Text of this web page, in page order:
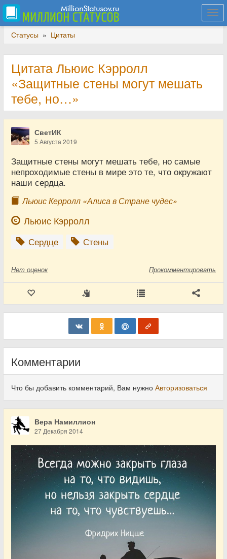
Статусы » Цитаты
Цитата Льюис Кэрролл
«Защитные стены могут мешать
тебе, но…»
СветИК
5 Августа 2019
Защитные стены могут мешать тебе, но самые
непроходимые стены в мире это те, что окружают
наши сердца.
Льюис Керролл «Алиса в Стране чудес»
Льюис Кэрролл
Сердце Стены
Нет оценок Прокомментировать
Комментарии
Что бы добавить комментарий, Вам нужно Авторизоваться
Вера Намиллион
27 Декабря 2014